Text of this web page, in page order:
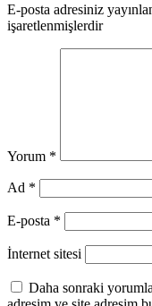
E-posta adresiniz
işaretlenmişlerdir
Yorum *
Ad *
E-posta *
İnternet sitesi
Daha sonraki